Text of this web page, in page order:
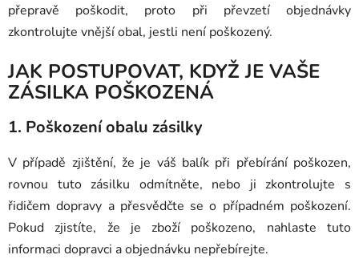
přepravě poškodit, proto při převzetí objednávky
zkontrolujte vnější obal, jestli není poškozený.
JAK POSTUPOVAT, KDYŽ JE VAŠE
ZÁSILKA POŠKOZENÁ
1. Poškození obalu zásilky
V případě zjištění, že je váš balík při přebírání poškozen,
rovnou tuto zásilku odmítněte, nebo ji zkontrolujte s
řidičem dopravy a přesvědčte se o případném poškození.
Pokud zjistíte, že je zboží poškozeno, nahlaste tuto
informaci dopravci a objednávku nepřebírejte.